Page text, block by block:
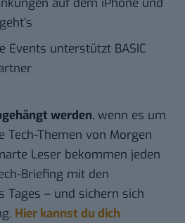
auf dem iPhone und
Events unterstützt BASIC
werden, wenn es um
Tech-Themen von Morgen
Leser bekommen jeden
Briefing mit den
Tages – und sichern sich
Hier kannst du dich